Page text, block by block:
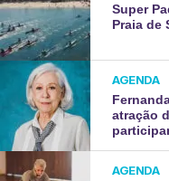
Super
Praia de
AGENDA
atração
AGENDA